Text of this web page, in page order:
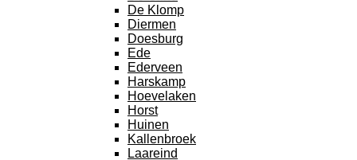
De Klomp
Diermen
Doesburg
Ede
Ederveen
Harskamp
Hoevelaken
Horst
Huinen
Kallenbroek
Laareind